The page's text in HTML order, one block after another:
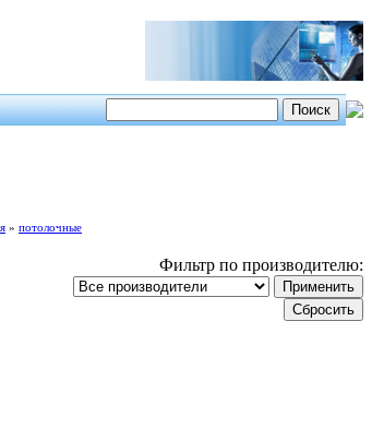
» потолочные
Фильтр по производителю: